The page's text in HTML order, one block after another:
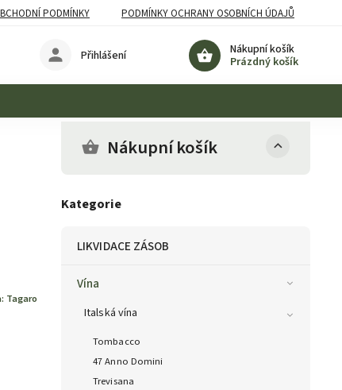
PODMÍNKY PODMÍNKY OCHRANY OSOBNÍCH ÚDAJŮ
Nákupní košík
Prázdný košík
Přihlášení
Nákupní košík
Kategorie
LIKVIDACE ZÁSOB
Vína
Italská vína
Tombacco
47 Anno Domini
Trevisana
Tagaro